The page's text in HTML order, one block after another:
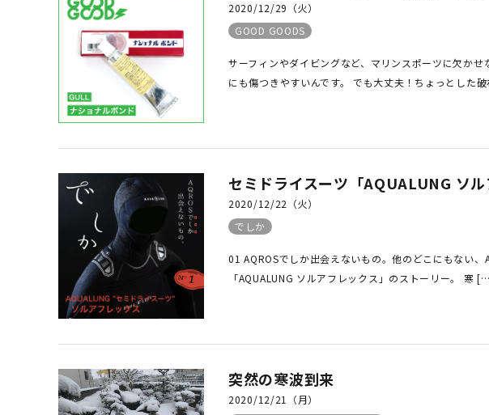
2020/12/29（火）
GOOD GOODS
サーフィンやダイビングなど、マリンスポーツに欠か
にも傷つきやすいんです。 でも大丈夫！ちょっとした
セミドライスーツ「AQUALUNG ソル
2020/12/22（火）
でしか
01 AQROSでしか出会えないもの。他のどこにもない
「AQUALUNG ソルアフレックス」のストーリー。 寒
突然の寒波到来
2020/12/21（月）